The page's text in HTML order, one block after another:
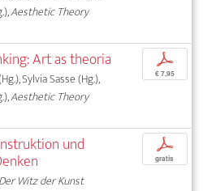
Aesthetic Theory
Art as theoria
Sylvia Sasse (Hg.),
Aesthetic Theory
p
€ 7,95
und
Der Witz der Kunst
p
gratis